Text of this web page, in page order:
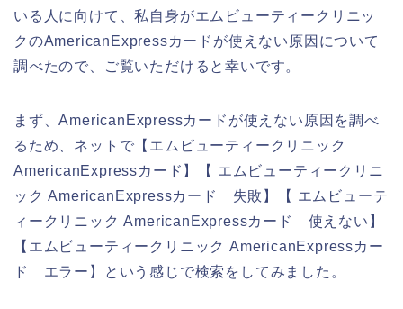
いる人に向けて、私自身がエムビューティークリニッ
クのAmericanExpressカードが使えない原因について
調べたので、ご覧いただけると幸いです。
まず、AmericanExpressカードが使えない原因を調べ
るため、ネットで【エムビューティークリニック
AmericanExpressカード】【 エムビューティークリニ
ック AmericanExpressカード 失敗】【 エムビューテ
ィークリニック AmericanExpressカード 使えない】
【エムビューティークリニック AmericanExpressカー
ド エラー】という感じで検索をしてみました。